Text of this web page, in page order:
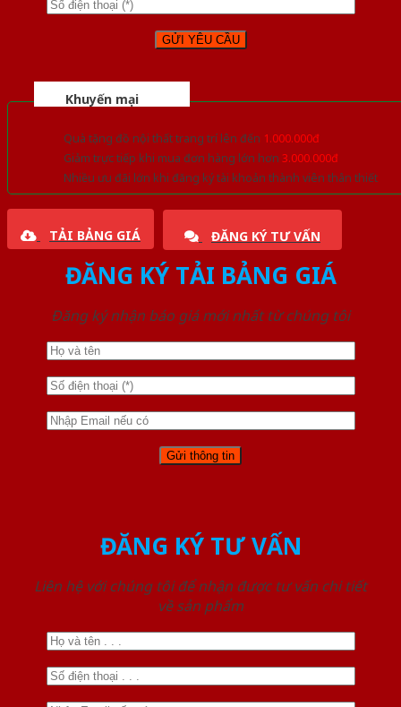
Khuyến mại
Quà tặng đồ nội thất trang trí lên đến 1.000.000đ
Giảm trực tiếp khi mua đơn hàng lớn hơn 3.000.000đ
Nhiều ưu đãi lớn khi đăng ký tài khoản thành viên thân thiết
TẢI BẢNG GIÁ ĐĂNG KÝ TƯ VẤN
ĐĂNG KÝ TẢI BẢNG GIÁ
Đăng ký nhận báo giá mới nhất từ chúng tôi
ĐĂNG KÝ TƯ VẤN
Liên hệ với chúng tôi để nhận được tư vấn chi tiết
về sản phẩm